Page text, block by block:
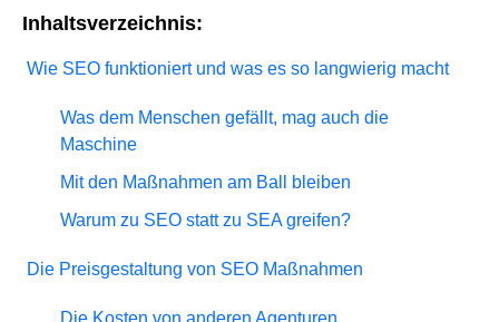
Inhaltsverzeichnis:
Wie SEO funktioniert und was es so langwierig macht
Was dem Menschen gefällt, mag auch die
Maschine
Mit den Maßnahmen am Ball bleiben
Warum zu SEO statt zu SEA greifen?
Die Preisgestaltung von SEO Maßnahmen
Die Kosten von anderen Agenturen